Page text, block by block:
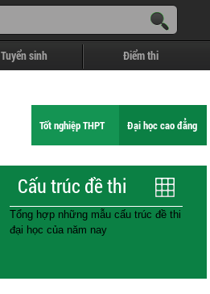
Tuyển sinh Điểm thi
Tốt nghiệp THPT Đại học cao đẳng
Cấu trúc đề thi
Tổng hợp những mẫu cấu trúc đề thi
đại học của năm nay